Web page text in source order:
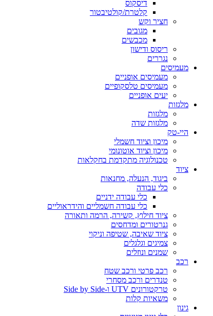
דיסקוס
קלטרת/קולטיבטור
חציר וקש
מגובים
מכבשים
ריסוס ודישון
נגררים
מעמיסים
מעמיסים אופניים
מעמיסים טלסקופיים
יעים אופניים
מלגזות
מלגזות
מלגזות שדה
היי-טק
מיכון וציוד חשמלי
מיכון וציוד אוטונומי
טכנולוגיה מתקדמת בחקלאות
ציוד
ביגוד, הנעלה, מחנאות
כלי עבודה
כלי עבודה ידניים
כלי עבודה חשמליים והידראוליים
ציוד חילוץ, קשירה, הרמה ותאורה
גנרטורים ומדחסים
ציוד שאיבה, שטיפה וניקוי
צמיגים וגלגלים
שמנים ונוזלים
רכב
רכב פרטי ורכב שטח
טנדרים ורכב מסחרי
טרקטורונים UTV ו-Side by Side
משאיות קלות
גינון